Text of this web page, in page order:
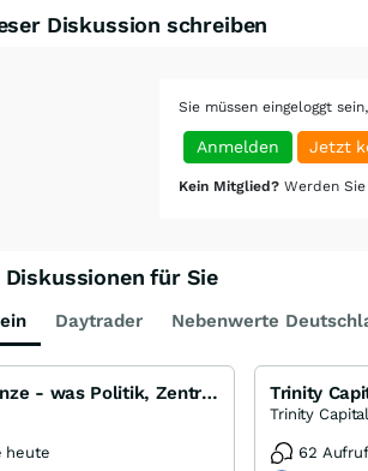
Diskussion schreiben
Sie müssen eingeloggt
Anmelden Jetzt
Kein Mitglied? Werden
für Sie
Daytrader Nebenwerte
Das große Ganze - was Politik, Zentralbanken, Trends, Medien und Gesellschaft mit Aktien, Rohstoffen
heute
Trinity
Trinity Capital
62